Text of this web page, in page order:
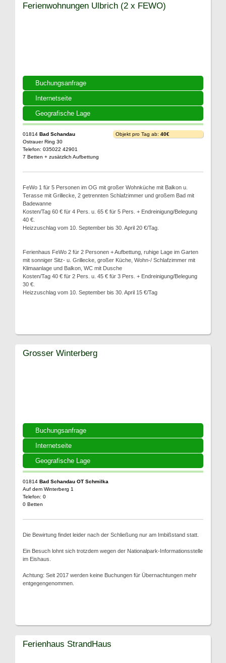
Buchungsanfrage
Internetseite
Geografische Lage
Ferienwohnungen Ulbrich (2 x FEWO)
01814 Bad Schandau
Ostrauer Ring 30
Telefon: 035022 42901
7 Betten + zusätzlich Aufbettung
Objekt pro Tag ab: 40€
FeWo 1 für 5 Personen im OG mit großer Wohnküche mit Balkon u.
Terasse mit Grillecke, 2 getrennten Schlafzimmer und großem Bad mit
Badewanne
Kosten/Tag 60 € für 4 Pers. u. 65 € für 5 Pers. + Endreinigung/Belegung
40 €.
Heizzuschlag vom 10. September bis 30. April 20 €/Tag.
Ferienhaus FeWo 2 für 2 Personen + Aufbettung, ruhige Lage im Garten
mit sonniger Sitz- u. Grillecke, großer Küche, Wohn-/ Schlafzimmer mit
Klimaanlage und Balkon, WC mit Dusche
Kosten/Tag 40 € für 2 Pers. u. 45 € für 3 Pers. + Endreinigung/Belegung
30 €.
Heizzuschlag vom 10. September bis 30. April 15 €/Tag
Buchungsanfrage
Internetseite
Geografische Lage
Grosser Winterberg
01814 Bad Schandau OT Schmilka
Auf dem Winterberg 1
Telefon: 0
0 Betten
Die Bewirtung findet leider nach der Schließung nur am Imbißstand statt.
Ein Besuch lohnt sich trotzdem wegen der Nationalpark-Informationsstelle
im Eishaus.
Achtung: Seit 2017 werden keine Buchungen für Übernachtungen mehr
entgegengenommen.
Ferienhaus StrandHaus